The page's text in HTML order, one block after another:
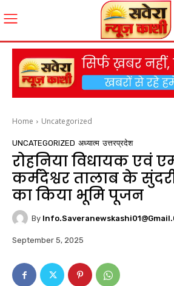
Home Uncategorized
UNCATEGORIZED अध्यात्म उत्तरप्रदेश
रोहनिया विधायक एवं
कर्मदेश्वर तालाब के
का किया भूमि पूजन
By
September 5, 2025